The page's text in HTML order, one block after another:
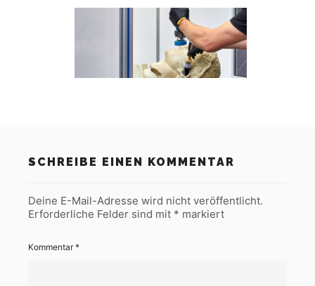
SCHREIBE EINEN KOMMENTAR
Deine E-Mail-Adresse wird nicht veröffentlicht.
Erforderliche Felder sind mit * markiert
Kommentar*